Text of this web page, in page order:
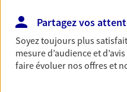
immobilier, études des
du monde… Épargnez
simplement, selon
Découvrir les offres
Partagez vos
Soyez toujours plus
mesure d’audience et
faire évoluer nos offres et